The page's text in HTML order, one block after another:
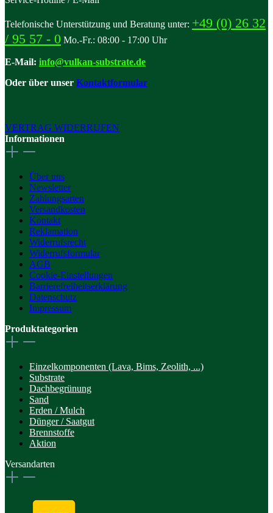
Telefonische Unterstützung und Beratung unter: +49 (0) 26 32
/ 95 57 - 0 Mo.-Fr.: 08:00 - 17:00 Uhr
E-Mail: info@vulkan-substrate.de
Oder über unser Kontaktformular
VERTRAG WIDERRUFEN
Informationen
Über uns
Newsletter
Zahlungsarten
Versandkosten
Kontakt
Reklamation
Widerrufsrecht
Widerrufsformular
AGB
Cookie-Einstellungen
Barrierefreiheitserklärung
Datenschutz
Impressum
Produktategorien
Einzelkomponenten (Lava, Bims, Zeolith, ...)
Substrate
Dachbegrünung
Sand
Erden / Mulch
Dünger / Saatgut
Brennstoffe
Aktion
Versandarten